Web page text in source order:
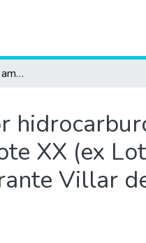
Identificación de pasivo ambiental del subsector hidrocarburos, con código de Ficha OEFA F00721, ubicado en el Lote XX (ex Lote XIV), en el distrito de Zorritos de la provincia Contralmirante Villar del departamento de Tumbes
XX (ex
Villar